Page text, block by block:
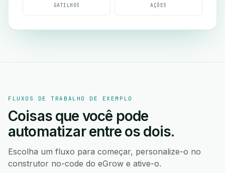
GATILHOS AÇÕES
FLUXOS DE TRABALHO DE EXEMPLO
Coisas que você pode
automatizar entre os dois.
Escolha um fluxo para começar, personalize-o no
construtor no-code do eGrow e ative-o.